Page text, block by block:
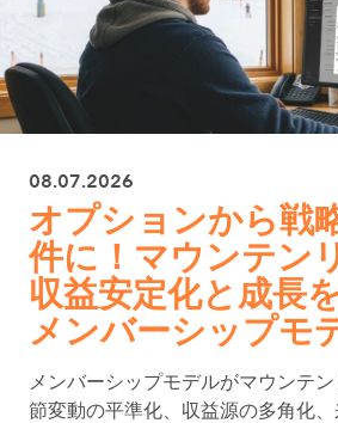
08.07.2026
オプションから戦
件に！マウンテン
収益安定化と成長
メンバーシップモ
メンバーシップモデルがマウンテ
節変動の平準化、収益源の多角化